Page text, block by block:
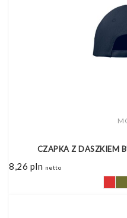
CZAPKA Z DASZKIEM
8,26 pln netto